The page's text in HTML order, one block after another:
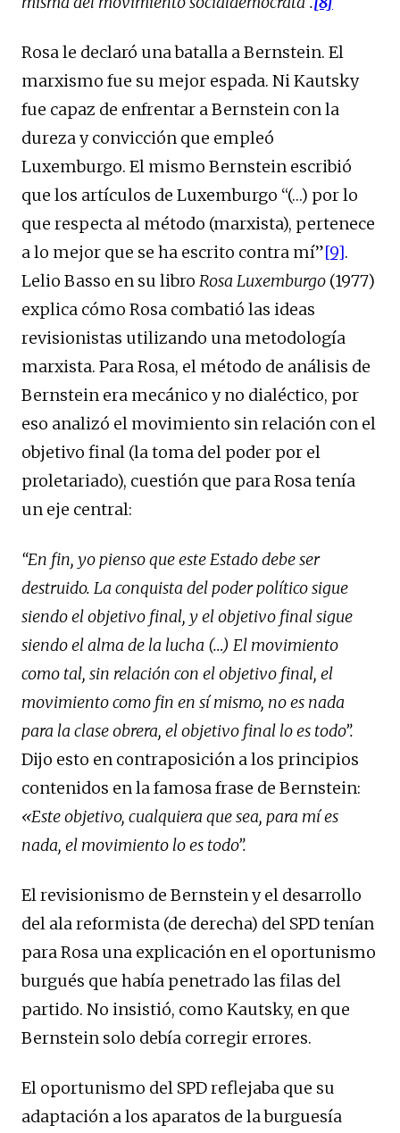
Rosa le declaró una batalla a Bernstein. El
marxismo fue su mejor espada. Ni Kautsky
fue capaz de enfrentar a Bernstein con la
dureza y convicción que empleó
Luxemburgo. El mismo Bernstein escribió
que los artículos de Luxemburgo “(…) por lo
que respecta al método (marxista), pertenece
a lo mejor que se ha escrito contra mí”[9].
Lelio Basso en su libro Rosa Luxemburgo (1977)
explica cómo Rosa combatió las ideas
revisionistas utilizando una metodología
marxista. Para Rosa, el método de análisis de
Bernstein era mecánico y no dialéctico, por
eso analizó el movimiento sin relación con el
objetivo final (la toma del poder por el
proletariado), cuestión que para Rosa tenía
un eje central:
“En fin, yo pienso que este Estado debe ser
destruido. La conquista del poder político sigue
siendo el objetivo final, y el objetivo final sigue
siendo el alma de la lucha (…) El movimiento
como tal, sin relación con el objetivo final, el
movimiento como fin en sí mismo, no es nada
para la clase obrera, el objetivo final lo es todo”.
Dijo esto en contraposición a los principios
contenidos en la famosa frase de Bernstein:
«Este objetivo, cualquiera que sea, para mí es
nada, el movimiento lo es todo”.
El revisionismo de Bernstein y el desarrollo
del ala reformista (de derecha) del SPD tenían
para Rosa una explicación en el oportunismo
burgués que había penetrado las filas del
partido. No insistió, como Kautsky, en que
Bernstein solo debía corregir errores.
El oportunismo del SPD reflejaba que su
adaptación a los aparatos de la burguesía